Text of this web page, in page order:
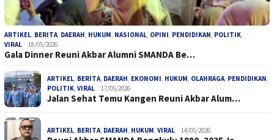
ARTIKEL, BERITA, DAERAH, HUKUM, NASIONAL, OPINI, PENDIDIKAN, POLITIK,
VIRAL
18/05/2026
Gala Dinner Reuni Akbar Alumni SMANDA Be…
ARTIKEL, BERITA, DAERAH, EKONOMI, HUKUM, OLAHRAGA, PENDIDIKAN,
POLITIK, VIRAL 17/05/2026
Jalan Sehat Temu Kangen Reuni Akbar Alum…
ARTIKEL, BERITA, DAERAH, HUKUM, VIRAL 14/05/2026